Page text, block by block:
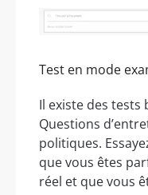
Test en mode
Il existe des tests
Questions
politiques.
que vous êtes
réel et que vous